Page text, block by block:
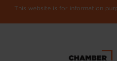
This website is for information